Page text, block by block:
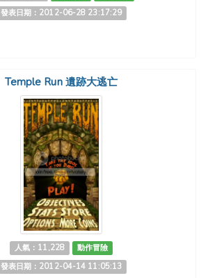
發表日期：2012-06-28 23:17:29
Temple Run 遺跡大逃亡
人氣：11,228
動作冒險
發表日期：2012-04-14 11:05:13